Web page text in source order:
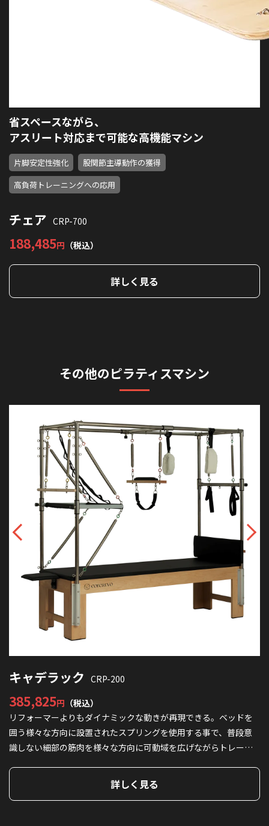
省スペースながら、
アスリート対応まで可能な高機能マシン
片脚安定性強化
股関節主導動作の獲得
高負荷トレーニングへの応用
チェア CRP-700
188,485円 （税込）
詳しく見る
その他のピラティスマシン
キャデラック CRP-200
385,825円 （税込）
リフォーマーよりもダイナミックな動きが再現できる。ベッドを
囲う様々な方向に設置されたスプリングを使用する事で、普段意
識しない細部の筋肉を様々な方向に可動域を広げながらトレーニ
な種目まで、幅広い種目が行えるマシン。
詳しく見る